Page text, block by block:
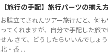
【旅行の手配】旅行パーツの揃
お膳立てされたツアー旅行だと、何
ってくれますが、自分で手配した旅
せん さて、どうしたらいいんでしょ
北・香 ...